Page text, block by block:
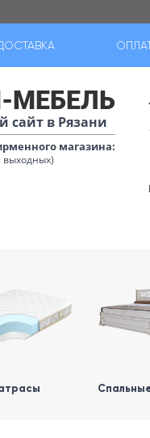
в Рязани
магазина:
выходных)